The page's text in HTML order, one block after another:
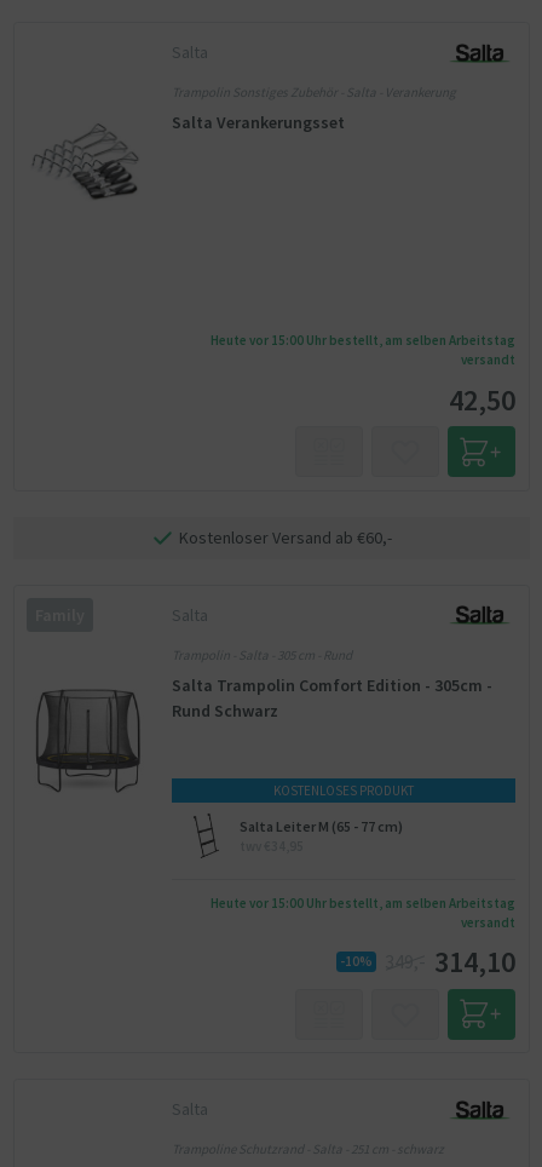
Salta
Trampolin Sonstiges Zubehör - Salta - Verankerung
Salta Verankerungsset
Heute vor 15:00 Uhr bestellt, am selben Arbeitstag
versandt
42,50
Kostenloser Versand ab €60,-
Salta
Trampolin - Salta - 305 cm - Rund
Salta Trampolin Comfort Edition - 305cm -
Rund Schwarz
KOSTENLOSES PRODUKT
Salta Leiter M (65 - 77 cm)
Heute vor 15:00 Uhr bestellt, am selben Arbeitstag
versandt
-10% 314,10
Salta
Trampoline Schutzrand - Salta - 251 cm - schwarz